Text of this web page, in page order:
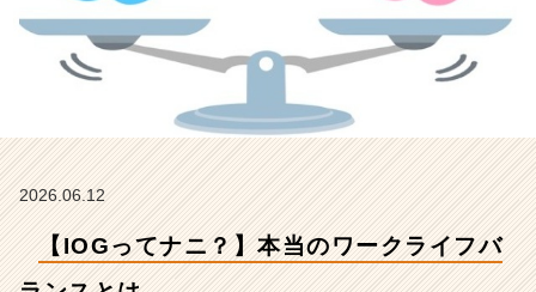
サ
イ
ア
ウ
ー
プ
2026.06.12
【IOGってナニ？】本当のワークライフバ